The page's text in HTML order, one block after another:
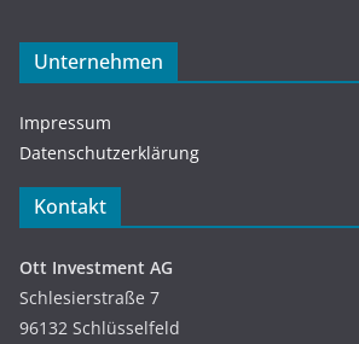
Unternehmen
Impressum
Datenschutzerklärung
Kontakt
Ott Investment AG
Schlesierstraße 7
96132 Schlüsselfeld